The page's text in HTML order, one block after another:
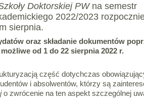
Doktorskiej PW na semestr
2022/2023
sierpnia.
oraz składanie dokumentów
od 1 do 22 sierpnia 2022 r.
część dotychczas
i absolwentów, którzy są
o zwrócenie na ten aspekt szczególnej